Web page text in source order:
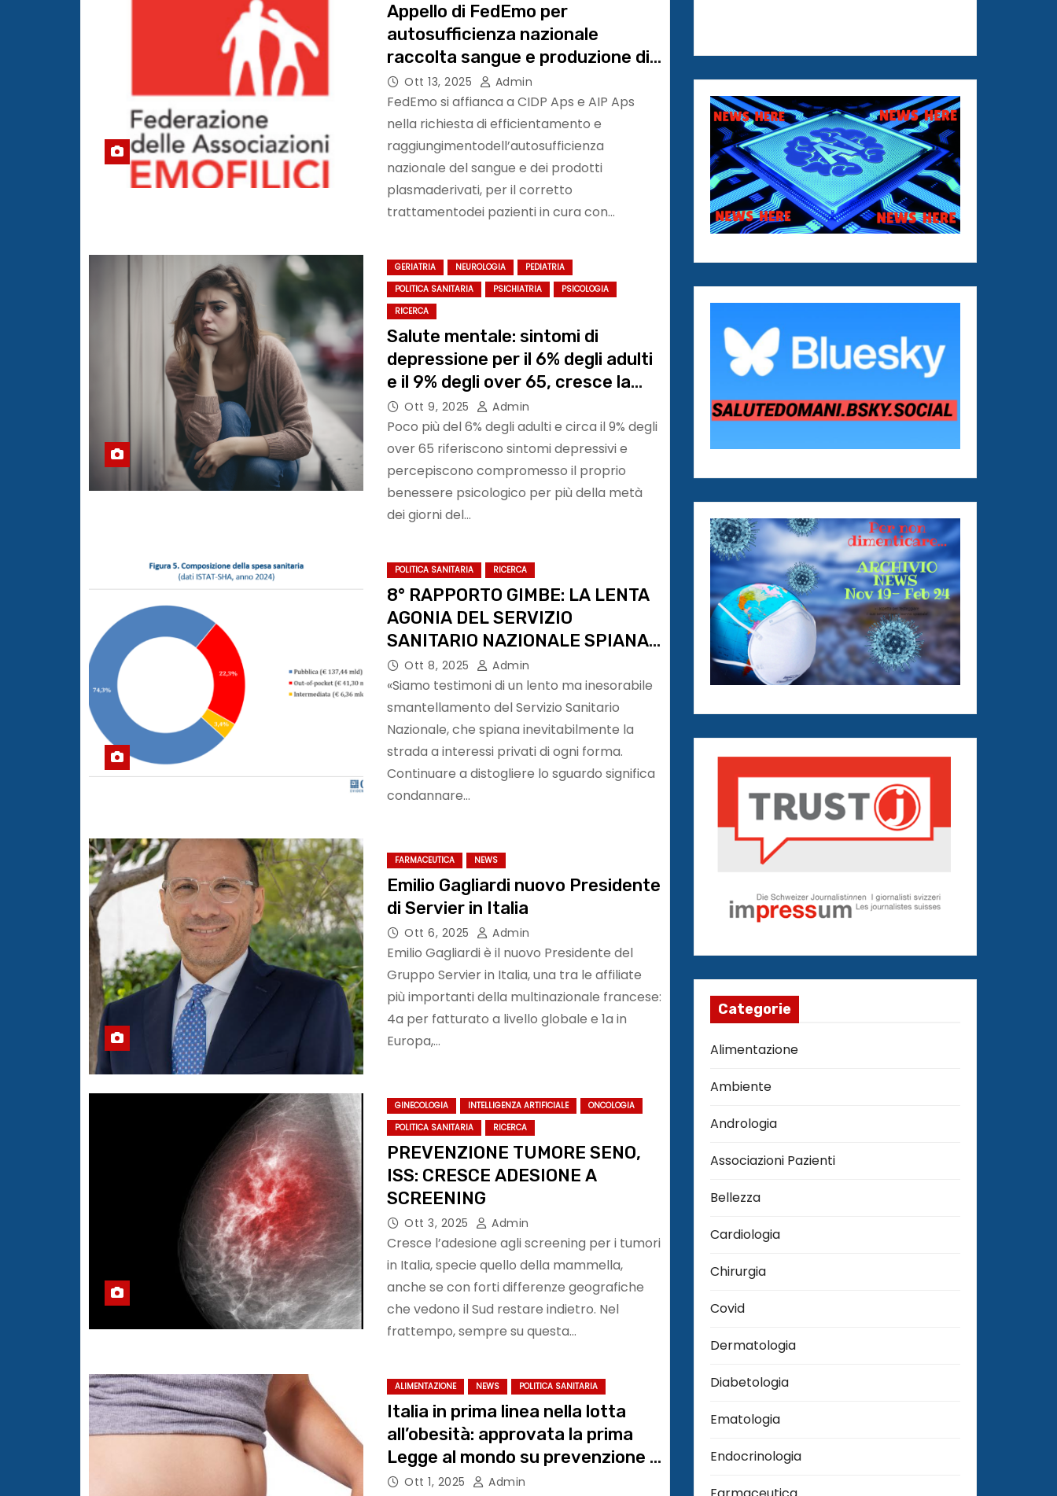
Appello di FedEmo per
autosufficienza nazionale
raccolta sangue e produzione di
plasmaderivati
Ott 13, 2025 Admin
FedEmo si affianca a CIDP Aps e AIP Aps
nella richiesta di efficientamento e
raggiungimentodell’autosufficienza
nazionale del sangue e dei prodotti
plasmaderivati, per il corretto
trattamentodei pazienti in cura con…
GERIATRIA NEUROLOGIA
PEDIATRIA
POLITICA SANITARIA
PSICHIATRIA
PSICOLOGIA
RICERCA
Salute mentale: sintomi di
depressione per il 6% degli adulti
e il 9% degli over 65, cresce la
domanda di cura. Attenzione ai
giovani
Ott 9, 2025 Admin
Poco più del 6% degli adulti e circa il 9% degli
over 65 riferiscono sintomi depressivi e
percepiscono compromesso il proprio
benessere psicologico per più della metà
dei giorni del…
POLITICA SANITARIA RICERCA
8° RAPPORTO GIMBE: LA LENTA
AGONIA DEL SERVIZIO
SANITARIO NAZIONALE SPIANA
LA STRADA AL PRIVATO IN
ITALIA
Ott 8, 2025 Admin
«Siamo testimoni di un lento ma inesorabile
smantellamento del Servizio Sanitario
Nazionale, che spiana inevitabilmente la
strada a interessi privati di ogni forma.
Continuare a distogliere lo sguardo significa
condannare…
FARMACEUTICA NEWS
Emilio Gagliardi nuovo Presidente
di Servier in Italia
Ott 6, 2025 Admin
Emilio Gagliardi è il nuovo Presidente del
Gruppo Servier in Italia, una tra le affiliate
più importanti della multinazionale francese:
4a per fatturato a livello globale e 1a in
Europa,…
GINECOLOGIA INTELLIGENZA ARTIFICIALE
ONCOLOGIA
POLITICA SANITARIA
RICERCA
PREVENZIONE TUMORE SENO,
ISS: CRESCE ADESIONE A
SCREENING
Ott 3, 2025 Admin
Cresce l’adesione agli screening per i tumori
in Italia, specie quello della mammella,
anche se con forti differenze geografiche
che vedono il Sud restare indietro. Nel
frattempo, sempre su questa…
ALIMENTAZIONE NEWS POLITICA SANITARIA
Italia in prima linea nella lotta
all’obesità: approvata la prima
Legge al mondo su prevenzione e
cura di questa patologia cronica
Ott 1, 2025 Admin
Categorie
Alimentazione
Ambiente
Andrologia
Associazioni Pazienti
Bellezza
Cardiologia
Chirurgia
Covid
Dermatologia
Diabetologia
Ematologia
Endocrinologia